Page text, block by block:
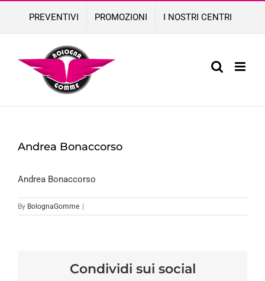
content
PREVENTIVI PROMOZIONI I NOSTRI CENTRI
Andrea Bonaccorso
Andrea Bonaccorso
By BolognaGomme
Condividi sui social